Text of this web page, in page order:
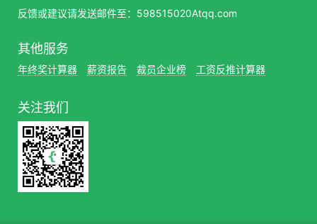
反馈或建议请发送邮件至：598515020Atqq.com
其他服务
年终奖计算器 薪资报告 裁员企业榜 工资反推计算器
关注我们